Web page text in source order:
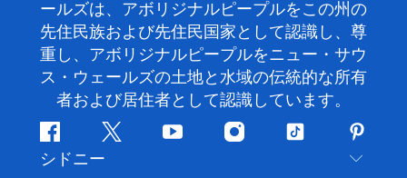
ールズは、アボリジナルピープルをこの州の
先住民族および先住民国家として認識し、尊
重し、アボリジナルピープルをニュー・サウ
ス・ウェールズの土地と水域の伝統的な所有
者および居住者として認識しています。
フ
ェ
ツ
ユ
イ
テ
ピ
ン
シドニー